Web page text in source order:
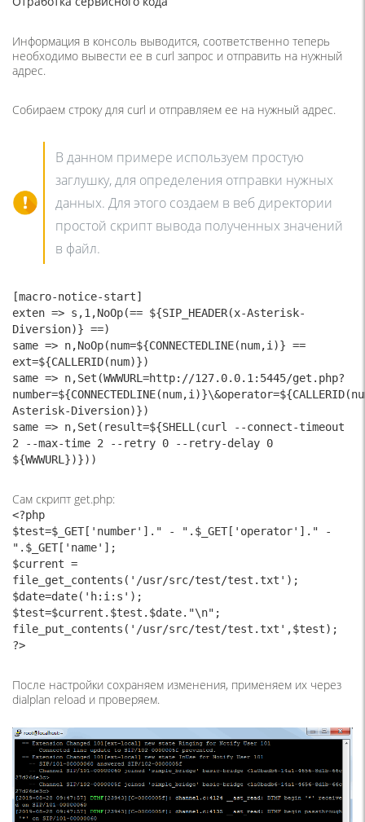
Информация в консоль выводится, соответственно теперь
необходимо вывести ее в curl запрос и отправить на нужный
адрес.
Собираем строку для curl и отправляем ее на нужный адрес.
В данном примере используем простую
заглушку, для определения отправки нужных
данных. Для этого создаем в веб директории
простой скрипт вывода полученных значений
в файл.
[macro-notice-start]
exten => s,1,NoOp(== ${SIP_HEADER(x-Asterisk-
Diversion)} ==)
same => n,NoOp(num=${CONNECTEDLINE(num,i)} ==
ext=${CALLERID(num)})
same => n,Set(WWWURL=http://127.0.0.1:5445/get.php?
Asterisk-Diversion)})
same => n,Set(result=${SHELL(curl --connect-timeout
2 --max-time 2 --retry 0 --retry-delay 0
${WWWURL})}))
Сам скрипт get.php:
<?php
$test=$_GET['number']." - ".$_GET['operator']." -
".$_GET['name'];
$current =
file_get_contents('/usr/src/test/test.txt');
$date=date('h:i:s');
$test=$current.$test.$date."\n";
file_put_contents('/usr/src/test/test.txt',$test);
?>
После настройки сохраняем изменения, применяем их через
dialplan reload и проверяем.